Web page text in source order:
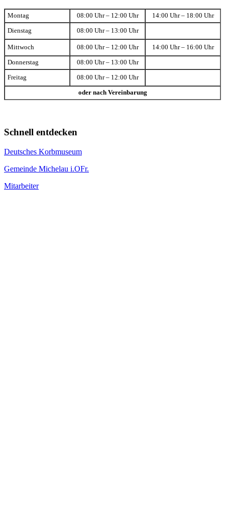
Montag 08:00 Uhr – 12:00 Uhr 14:00 Uhr – 18:00 Uhr
Dienstag 08:00 Uhr – 13:00 Uhr
Mittwoch 08:00 Uhr – 12:00 Uhr 14:00 Uhr – 16:00 Uhr
Donnerstag 08:00 Uhr – 13:00 Uhr
Freitag 08:00 Uhr – 12:00 Uhr
oder nach Vereinbarung
Schnell entdecken
Deutsches Korbmuseum
Gemeinde Michelau i.OFr.
Mitarbeiter